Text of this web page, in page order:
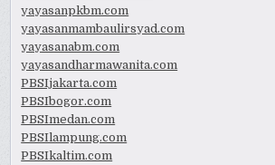
yayasanpkbm.com
yayasanmambaulirsyad.com
yayasanabm.com
yayasandharmawanita.com
PBSIjakarta.com
PBSIbogor.com
PBSImedan.com
PBSIlampung.com
PBSIkaltim.com